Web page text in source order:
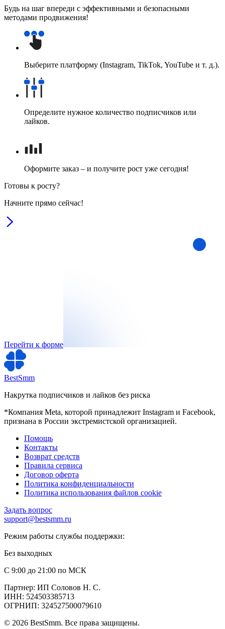
Будь на шаг впереди с эффективными и безопасными
методами продвижения!
Выберите платформу (Instagram, TikTok, YouTube и т. д.).
Определите нужное количество подписчиков или
лайков.
Оформите заказ – и получите рост уже сегодня!
Готовы к росту?
Начните прямо сейчас!
Перейти к форме
BestSmm
Накрутка подписчиков и лайков без риска
*Компания Meta, которой принадлежит Instagram и Facebook,
признана в России экстремистской организацией.
Помощь
Контакты
Возврат средств
Правила сервиса
Договор оферта
Политика конфиденциальности
Политика использования файлов cookie
Задать вопрос
support@bestsmm.ru
Режим работы службы поддержки:
Без выходных
С 9:00 до 21:00 по МСК
Партнер: ИП Соловов Н. С.
ИНН: 524503385713
ОГРНИП: 324527500079610
© 2026 BestSmm. Все права защищены.